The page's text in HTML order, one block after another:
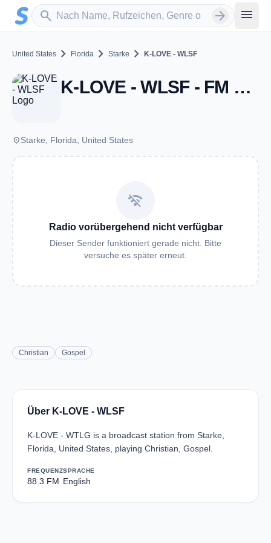
Zum Hauptinhalt springen
search
Sender suchen arrow_forward menu
United States chevron_right Florida chevron_right Starke chevron_right K-LOVE - WLSF
K-LOVE - WLSF - FM 88.3 - Starke, FL
placeStarke, Florida, United States
wifi_off
Radio vorübergehend nicht verfügbar
Dieser Sender funktioniert gerade nicht. Bitte
versuche es später erneut.
Christian Gospel
Über K-LOVE - WLSF
K-LOVE - WTLG is a broadcast station from Starke,
Florida, United States, playing Christian, Gospel.
FREQUENZ
88.3 FM
SPRACHE
English